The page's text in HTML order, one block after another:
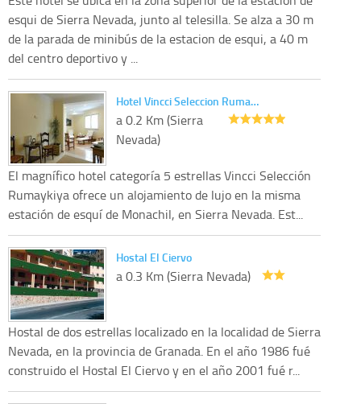
esqui de Sierra Nevada, junto al telesilla. Se alza a 30 m
de la parada de minibús de la estacion de esqui, a 40 m
del centro deportivo y ...
Hotel Vincci Seleccion Ruma…
a 0.2 Km (Sierra
Nevada)
El magnífico hotel categoría 5 estrellas Vincci Selección
Rumaykiya ofrece un alojamiento de lujo en la misma
estación de esquí de Monachil, en Sierra Nevada. Est...
Hostal El Ciervo
a 0.3 Km (Sierra Nevada)
Hostal de dos estrellas localizado en la localidad de Sierra
Nevada, en la provincia de Granada. En el año 1986 fué
construido el Hostal El Ciervo y en el año 2001 fué r...